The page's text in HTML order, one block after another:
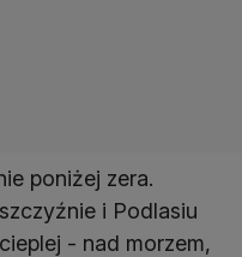
poniżej zera.
i Podlasiu
- nad morzem,